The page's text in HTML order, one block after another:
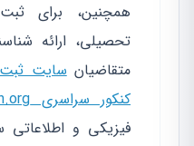
همچنین، برای
تحصیلی، ارائه
متقاضیانسایت ثبت
کنکور سراسری sanjesh.org
فیزیکی و